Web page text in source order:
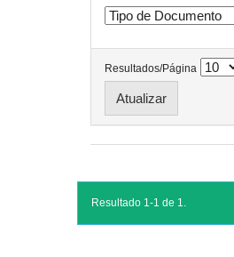
Resultados/Página
Resultado 1-1 de 1.